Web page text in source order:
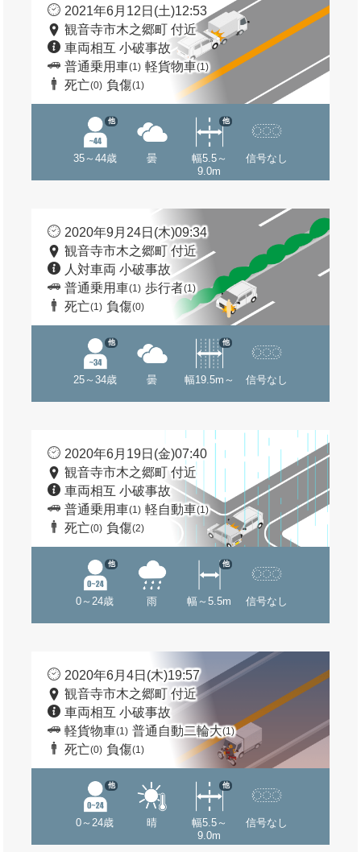
2021年6月12日(土)12:53
観音寺市木之郷町 付近
車両相互 小破事故
普通乗用車(1) 軽貨物車(1)
死亡(0) 負傷(1)
35～44歳
他
曇
幅5.5～
9.0m
他
信号なし
2020年9月24日(木)09:34
観音寺市木之郷町 付近
人対車両 小破事故
普通乗用車(1) 歩行者(1)
死亡(1) 負傷(0)
25～34歳
他
曇 幅19.5m～
他
信号なし
2020年6月19日(金)07:40
観音寺市木之郷町 付近
車両相互 小破事故
普通乗用車(1) 軽自動車(1)
死亡(0) 負傷(2)
0～24歳
他
雨 幅～5.5m
他
信号なし
2020年6月4日(木)19:57
観音寺市木之郷町 付近
車両相互 小破事故
軽貨物車(1) 普通自動二輪大(1)
死亡(0) 負傷(1)
0～24歳
他
晴
幅5.5～
9.0m
他
信号なし